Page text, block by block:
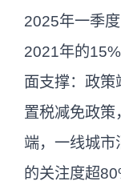
2025年一季
2021年的
面支撑：政
置税减免政策
端，一线城市
的关注度超